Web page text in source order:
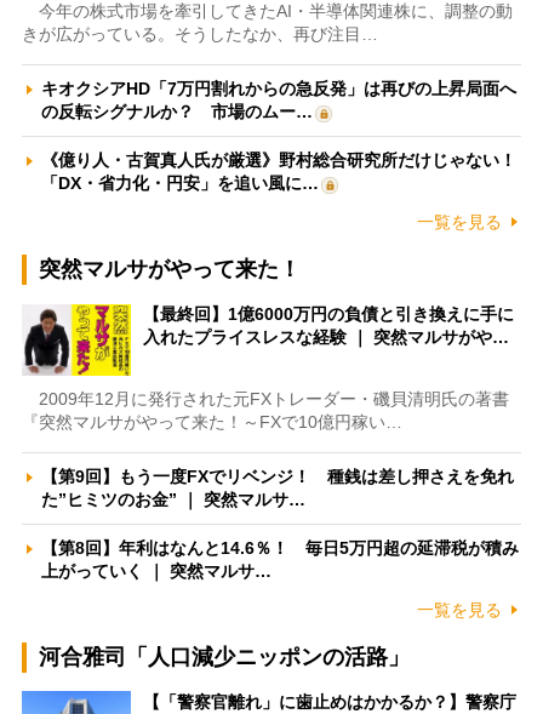
今年の株式市場を牽引してきたAI・半導体関連株に、調整の動
きが広がっている。そうしたなか、再び注目…
キオクシアHD「7万円割れからの急反発」は再びの上昇局面へ
の反転シグナルか？ 市場のムー…
《億り人・古賀真人氏が厳選》野村総合研究所だけじゃない！
「DX・省力化・円安」を追い風に…
一覧を見る
突然マルサがやって来た！
【最終回】1億6000万円の負債と引き換えに手に
入れたプライスレスな経験 ｜ 突然マルサがや…
2009年12月に発行された元FXトレーダー・磯貝清明氏の著書
『突然マルサがやって来た！～FXで10億円稼い…
【第9回】もう一度FXでリベンジ！ 種銭は差し押さえを免れ
た”ヒミツのお金” ｜ 突然マルサ…
【第8回】年利はなんと14.6％！ 毎日5万円超の延滞税が積み
上がっていく ｜ 突然マルサ…
一覧を見る
河合雅司「人口減少ニッポンの活路」
【「警察官離れ」に歯止めはかかるか？】警察庁